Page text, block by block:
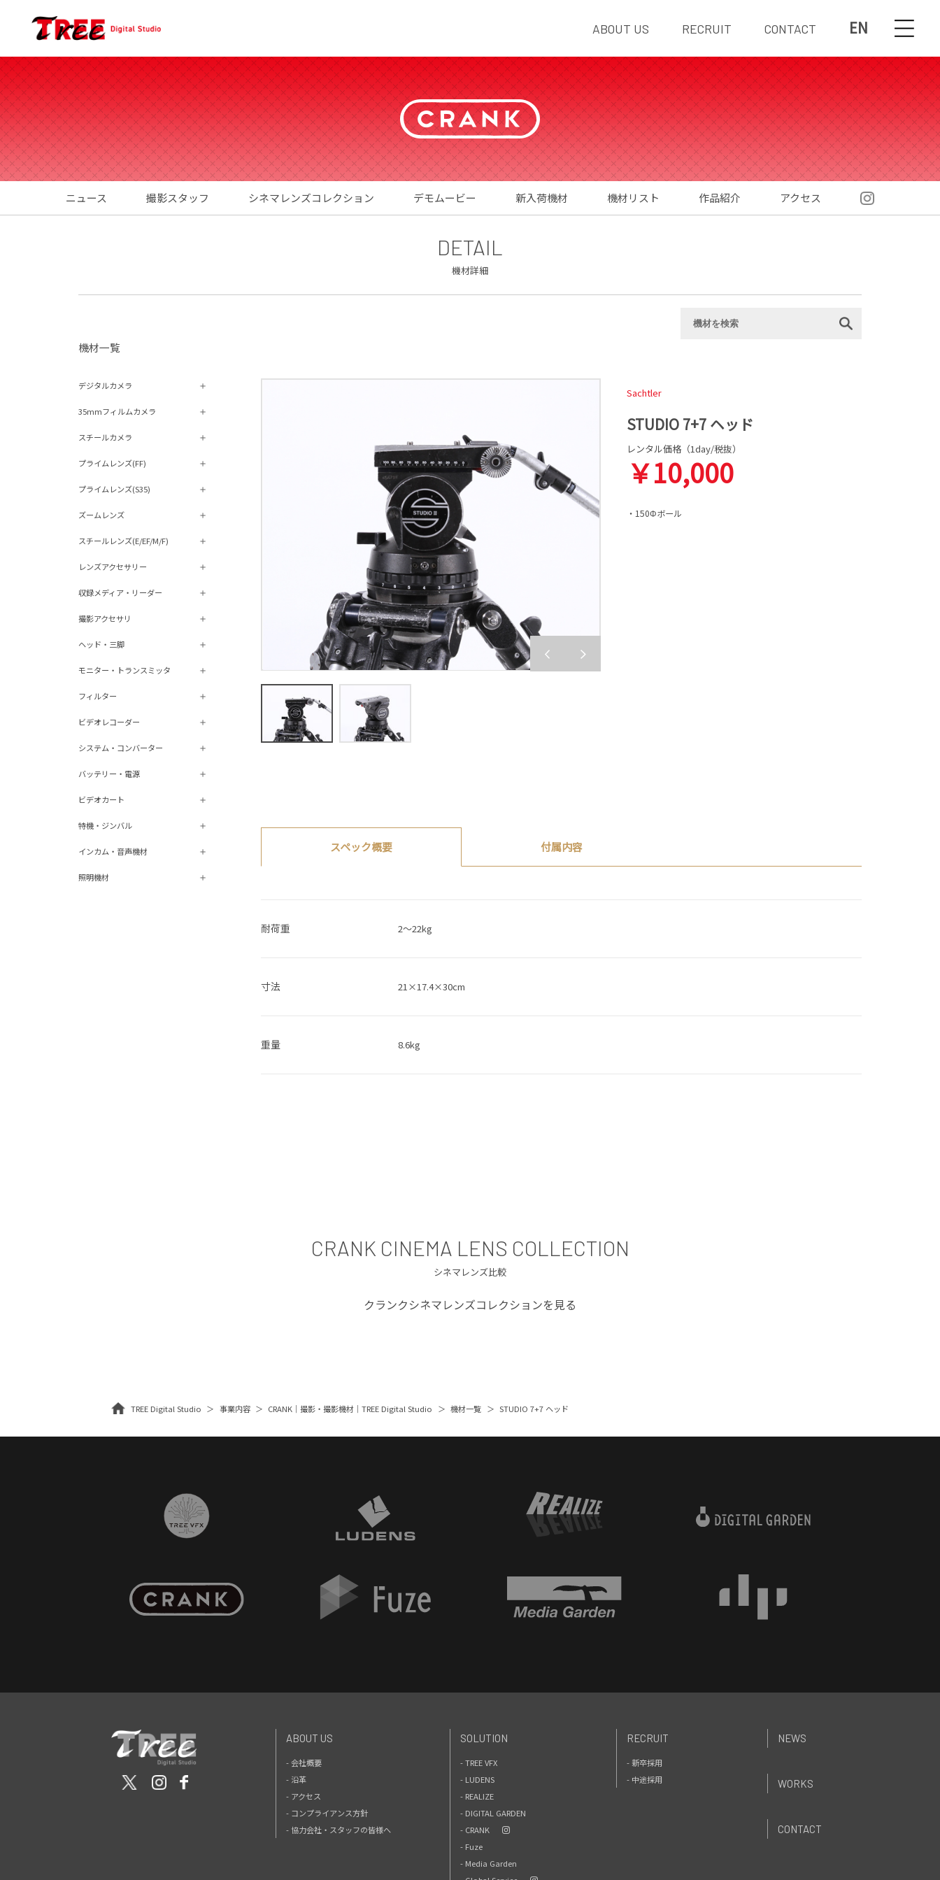
EN
ABOUT US RECRUIT CONTACT
ニュース 撮影スタッフ シネマレンズコレクション デモムービー 新入荷機材 機材リスト 作品紹介 アクセス
DETAIL
機材詳細
機材⼀覧
デジタルカメラ
35mmフィルムカメラ
スチールカメラ
プライムレンズ(FF)
プライムレンズ(S35)
ズームレンズ
スチールレンズ(E/EF/M/F)
レンズアクセサリー
収録メディア・リーダー
撮影アクセサリ
ヘッド・三脚
モニター・トランスミッタ
フィルター
ビデオレコーダー
システム・コンバーター
バッテリー・電源
ビデオカート
特機・ジンバル
インカム・音声機材
照明機材
Sachtler
STUDIO 7+7 ヘッド
レンタル価格（1day/税抜）
￥10,000
・150Φボール
スペック概要 付属内容
耐荷重 2～22kg
寸法 21×17.4×30cm
重量 8.6kg
CRANK CINEMA LENS COLLECTION
シネマレンズ比較
クランクシネマレンズコレクションを見る
TREE Digital Studio 事業内容 CRANK｜撮影・撮影機材｜TREE Digital Studio 機材一覧 STUDIO 7+7 ヘッド
ABOUT US
- 会社概要
- 沿革
- アクセス
- コンプライアンス方針
- 協力会社・スタッフの皆様へ
SOLUTION
- TREE VFX
- LUDENS
- REALIZE
- DIGITAL GARDEN
- CRANK
- Fuze
- Media Garden
RECRUIT
- 新卒採用
- 中途採用
NEWS
WORKS
CONTACT